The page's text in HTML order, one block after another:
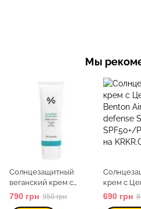
Мы
Солнцезащитный
веганский крем с
центеллой Dr.Ceuracle
Cica Regen Vegan Sun
790 грн 950 грн
крем с
Benton Air
defense
690 грн